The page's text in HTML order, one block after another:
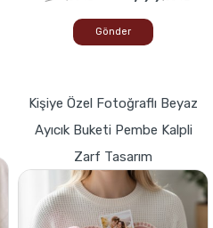
Gönder
Kişiye Özel Fotoğraflı Beyaz
Ayıcık Buketi Pembe Kalpli
Zarf Tasarım